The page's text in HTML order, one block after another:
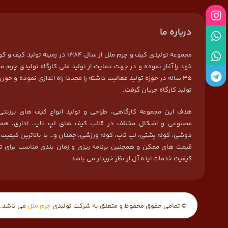
درباره ما
مجموعه تولیدی کیف و چرم ملل از سال 1384 در
خود را آغاز نموده و در جهت حمایت از تولید ملی کارگاه تولیدی چرم
35 ساله در حوزه تولید فعالیت داشته را مجددا راه اندازی نموده و
تولید کارگاه جریان گرفت.
هدف این مجموعه کارگاهی، طراحی و تولید انواع کیف های
مصنوعی و اشکال مختلف در قالب کیف های لپ تاپ، اداری،
دوشی، کوله پشتی، لپ تاپ، کوله ورزشی، چمدان و… با بالاترین
قیمت های ممکن و همچنین برنامه ریزی و زمان بندی مناسب برای
کیفیت خدمات ایده آل از نظر خریدار می باشد.
© تمامی حقوق محفوظ و متعلق به شرکت تولیدی چرم ملل می باشد.